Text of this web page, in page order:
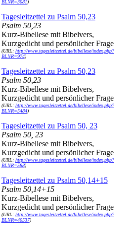
BLNR=3081)
Tagesleitzettel zu Psalm 50,23
Psalm 50,23
Kurz-Bibellese mit Bibelvers,
Kurzgedicht und persönlicher Frage
(URL: http://www.tagesleitzettel.de/bibellese/index.php?
BLNR=974)
Tagesleitzettel zu Psalm 50,23
Psalm 50,23
Kurz-Bibellese mit Bibelvers,
Kurzgedicht und persönlicher Frage
(URL: http://www.tagesleitzettel.de/bibellese/index.php?
BLNR=5484)
Tagesleitzettel zu Psalm 50, 23
Psalm 50, 23
Kurz-Bibellese mit Bibelvers,
Kurzgedicht und persönlicher Frage
(URL: http://www.tagesleitzettel.de/bibellese/index.php?
BLNR=588)
Tagesleitzettel zu Psalm 50,14+15
Psalm 50,14+15
Kurz-Bibellese mit Bibelvers,
Kurzgedicht und persönlicher Frage
(URL: http://www.tagesleitzettel.de/bibellese/index.php?
BLNR=40537)